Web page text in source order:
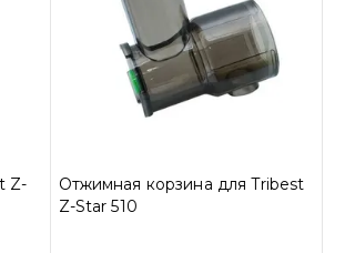
Z-
Отжимная корзина для Tribest
Z-Star 510